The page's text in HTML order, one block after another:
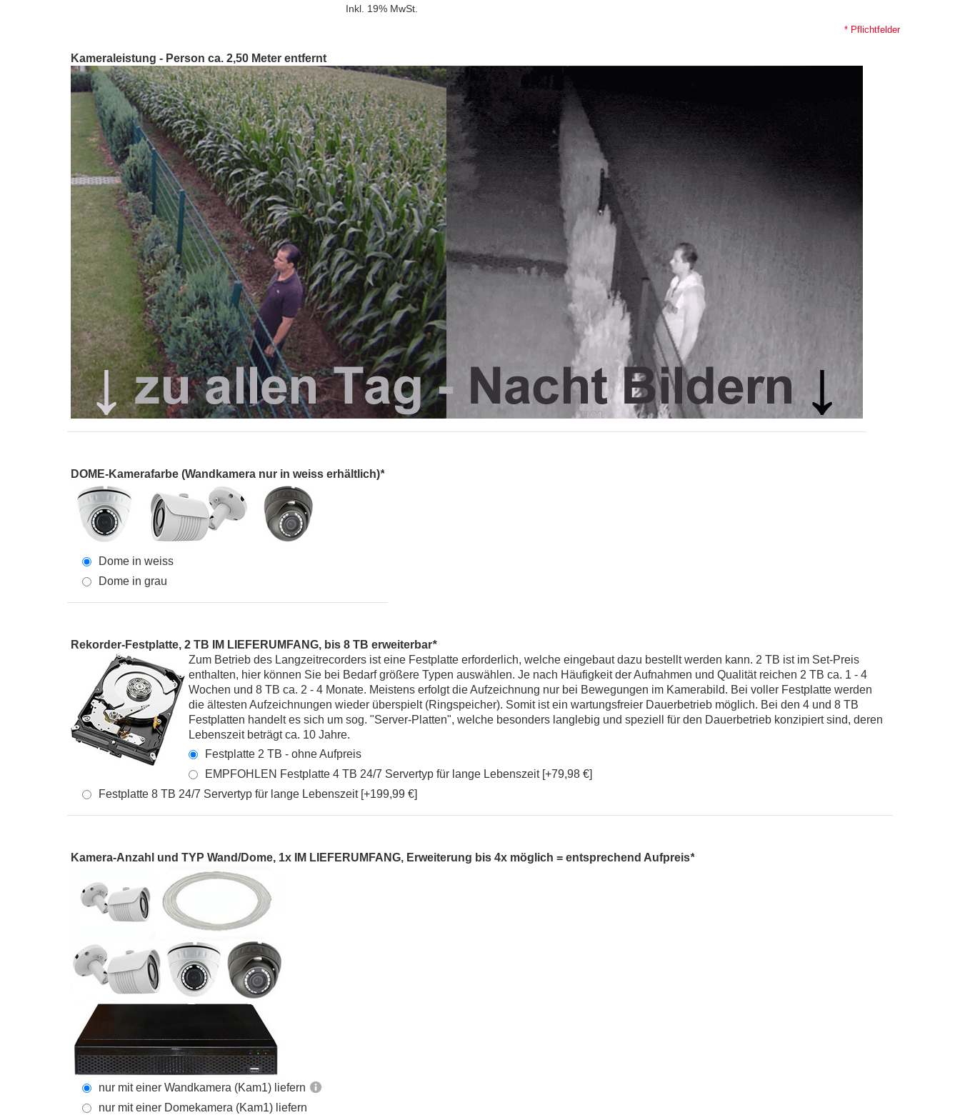
Inkl. 19% MwSt.
Kameraleistung - Person ca. 2,50 Meter entfernt
DOME-Kamerafarbe (Wandkamera nur in weiss erhältlich)*
Dome in weiss
Dome in grau
Rekorder-Festplatte, 2 TB IM LIEFERUMFANG, bis 8 TB erweiterbar*
Zum Betrieb des Langzeitrecorders ist eine Festplatte erforderlich, welche eingebaut dazu bestellt werden kann. 2 TB ist im Set-Preis
enthalten, hier können Sie bei Bedarf größere Typen auswählen. Je nach Häufigkeit der Aufnahmen und Qualität reichen 2 TB ca. 1 - 4
Wochen und 8 TB ca. 2 - 4 Monate. Meistens erfolgt die Aufzeichnung nur bei Bewegungen im Kamerabild. Bei voller Festplatte werden
die ältesten Aufzeichnungen wieder überspielt (Ringspeicher). Somit ist ein wartungsfreier Dauerbetrieb möglich. Bei den 4 und 8 TB
Festplatten handelt es sich um sog. "Server-Platten", welche besonders langlebig und speziell für den Dauerbetrieb konzipiert sind, deren
Lebenszeit beträgt ca. 10 Jahre.
Festplatte 2 TB - ohne Aufpreis
EMPFOHLEN Festplatte 4 TB 24/7 Servertyp für lange Lebenszeit [+79,98 €]
Festplatte 8 TB 24/7 Servertyp für lange Lebenszeit [+199,99 €]
Kamera-Anzahl und TYP Wand/Dome, 1x IM LIEFERUMFANG, Erweiterung bis 4x möglich = entsprechend Aufpreis*
nur mit einer Wandkamera (Kam1) liefern
nur mit einer Domekamera (Kam1) liefern
* Pflichtfelder